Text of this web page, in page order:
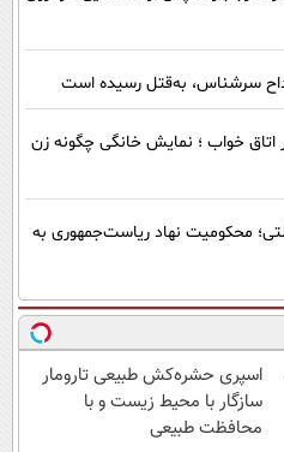
سرشناس، به‌قتل رسیده است
اتاق خواب ؛ نمایش خانگی چگونه زن
محکومیت نهاد ریاست‌جمهوری به
اسپری حشره‌کش طبیعی تارومار
سازگار با محیط زیست و با
محافظت طبیعی